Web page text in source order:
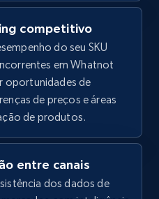
Description, Detailed
policy, and more.
Comece agora
Root category, and
competitivo
do seu SKU
em Whatnot
oportunidades de
de preços e áreas
de produtos.
entre canais
dos dados de